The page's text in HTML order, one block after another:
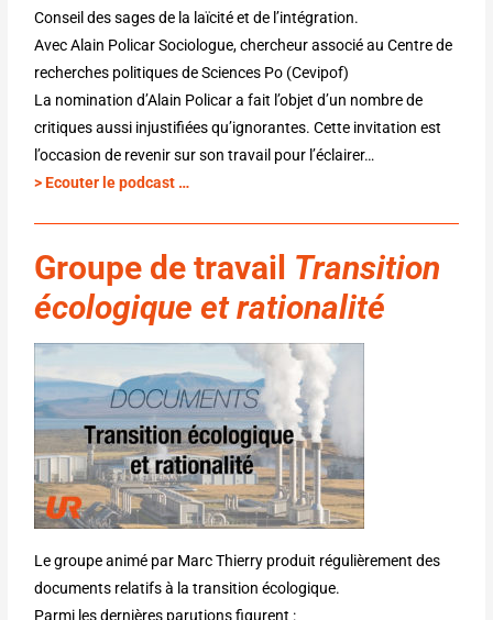
Conseil des sages de la laïcité et de l’intégration.
Avec Alain Policar Sociologue, chercheur associé au Centre de
recherches politiques de Sciences Po (Cevipof)
La nomination d’Alain Policar a fait l’objet d’un nombre de
critiques aussi injustifiées qu’ignorantes. Cette invitation est
l’occasion de revenir sur son travail pour l’éclairer…
> Ecouter le podcast …
Groupe de travail Transition
écologique et rationalité
Le groupe animé par Marc Thierry produit régulièrement des
documents relatifs à la transition écologique.
Parmi les dernières parutions figurent :